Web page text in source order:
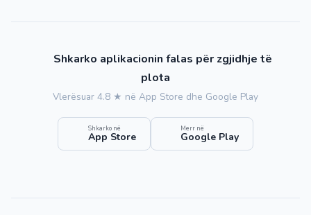
Shkarko aplikacionin falas për zgjidhje të
plota
Vlerësuar 4.8 ★ në App Store dhe Google Play
Shkarko në
App Store
Merr në
Google Play